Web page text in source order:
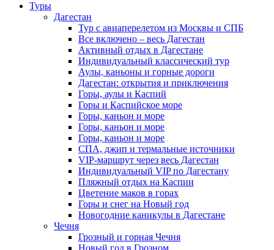
Туры
Дагестан
Тур с авиаперелетом из Москвы и СПБ
Все включено – весь Дагестан
Активный отдых в Дагестане
Индивидуальный классический тур
Аулы, каньоны и горные дороги
Дагестан: открытия и приключения
Горы, аулы и Каспий
Горы и Каспийское море
Горы, каньон и море
Горы, каньон и море
Горы, каньон и море
СПА, джип и термальные источники
VIP-маршрут через весь Дагестан
Индивидуальный VIP по Дагестану
Пляжный отдых на Каспии
Цветение маков в горах
Горы и снег на Новый год
Новогодние каникулы в Дагестане
Чечня
Грозный и горная Чечня
Новый год в Грозном